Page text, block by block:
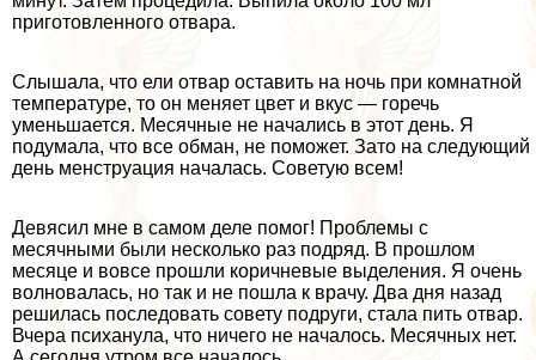
приготовленного отвара.
Слышала, что ели отвар оставить на ночь при комнатной
температуре, то он меняет цвет и вкус — горечь
уменьшается. Месячные не начались в этот день. Я
подумала, что все обман, не поможет. Зато на следующий
день мeнcтpуация началась. Советую всем!
Девясил мне в самом деле помог! Проблемы с
мecячными были несколько раз подряд. В прошлом
месяце и вовсе прошли коричневые выделения. Я очень
волновалась, но так и не пошла к врачу. Два дня назад
решилась последовать совету подруги, стала пить отвар.
Вчера психанула, что ничего не началось. Месячных нет.